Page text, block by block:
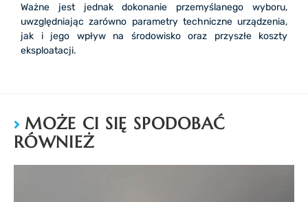
Ważne jest jednak dokonanie przemyślanego wyboru,
uwzględniając zarówno parametry techniczne urządzenia,
jak i jego wpływ na środowisko oraz przyszłe koszty
eksploatacji.
MOŻE CI SIĘ SPODOBAĆ
RÓWNIEŻ